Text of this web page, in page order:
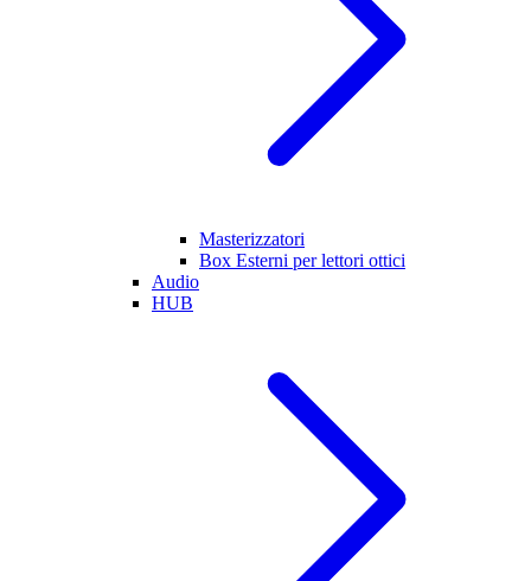
Masterizzatori
Box Esterni per lettori ottici
Audio
HUB